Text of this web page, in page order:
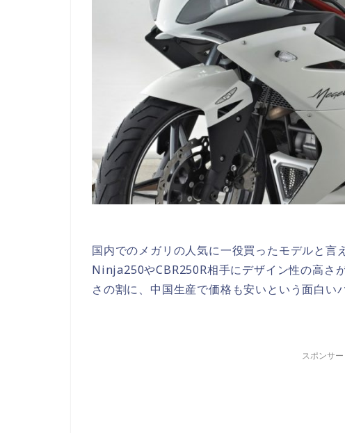
国内でのメガリの人気に一役買ったモデルと言
Ninja250やCBR250R相手にデザイン性の高さ
さの割に、中国生産で価格も安いという面白い
スポンサー